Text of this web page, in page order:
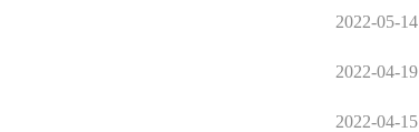
2022-05-14
2022-04-19
2022-04-15